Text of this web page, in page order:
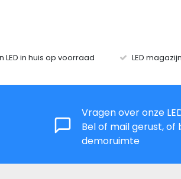
LED in huis op voorraad LED
Vragen over onze
Bel of mail gerust, of
demoruimte